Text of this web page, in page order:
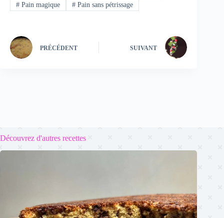
#Pain magique #Pain sans pétrissage
PRÉCÉDENT SUIVANT
Découvrez d'autres recettes